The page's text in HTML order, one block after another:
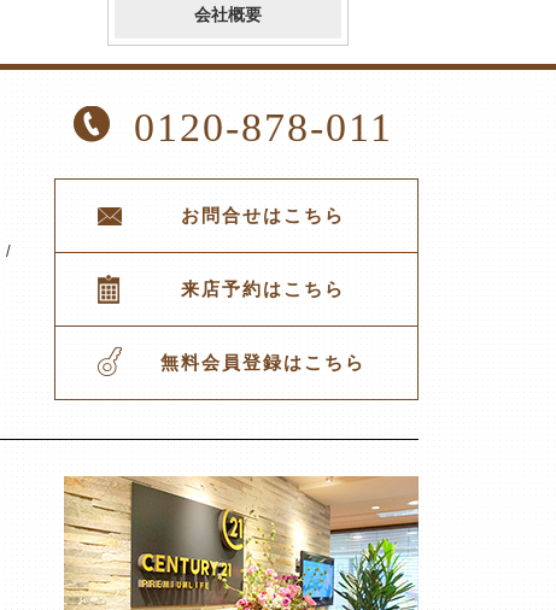
会社概要
0120-878-011
お問合せはこちら
来店予約はこちら
無料会員登録はこちら